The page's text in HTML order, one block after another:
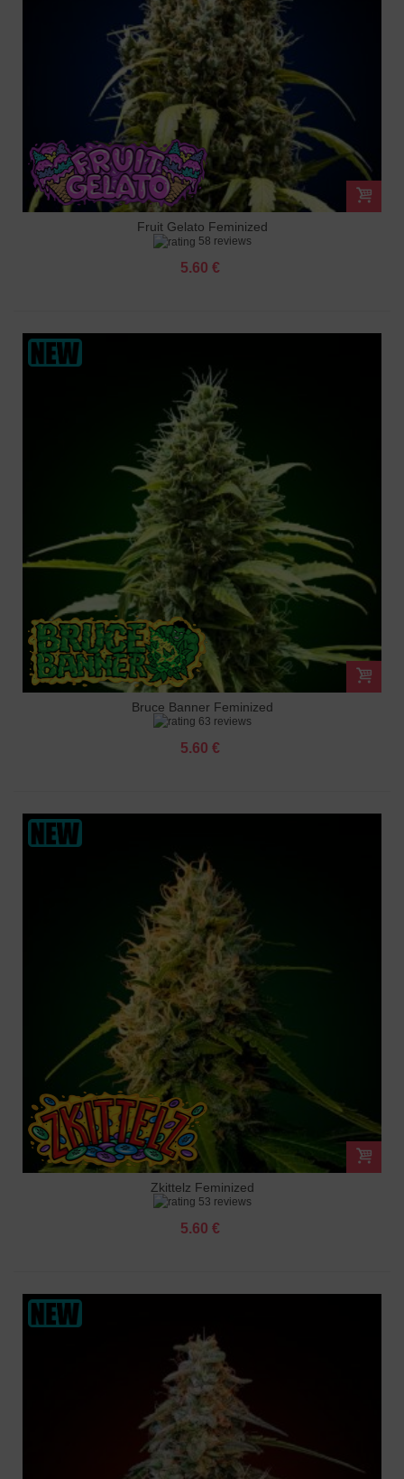
Fruit Gelato Feminized
58 reviews
5.60 €
Bruce Banner Feminized
63 reviews
5.60 €
Zkittelz Feminized
53 reviews
5.60 €